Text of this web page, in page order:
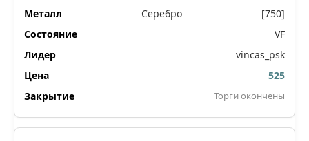
Серебро
[750]
VF
vincas_psk
525
Торги окончены